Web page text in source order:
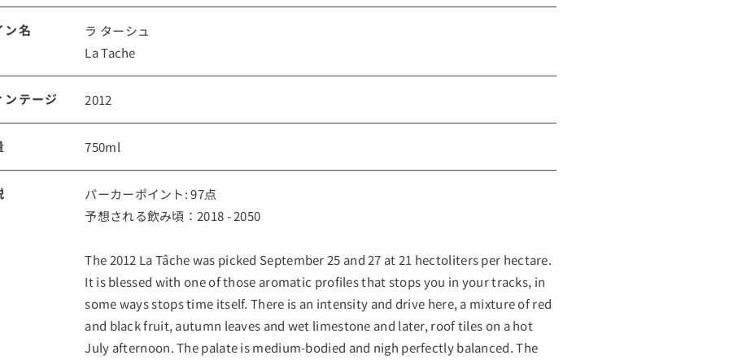
ン名
ラ ターシュ
La Tache
ンテージ 2012
750ml
パーカーポイント: 97点
予想される飲み頃：2018 - 2050
The 2012 La Tâche was picked September 25 and 27 at 21 hectoliters per hectare.
It is blessed with one of those aromatic profiles that stops you in your tracks, in
some ways stops time itself. There is an intensity and drive here, a mixture of red
and black fruit, autumn leaves and wet limestone and later, roof tiles on a hot
July afternoon. The palate is medium-bodied and nigh perfectly balanced. The